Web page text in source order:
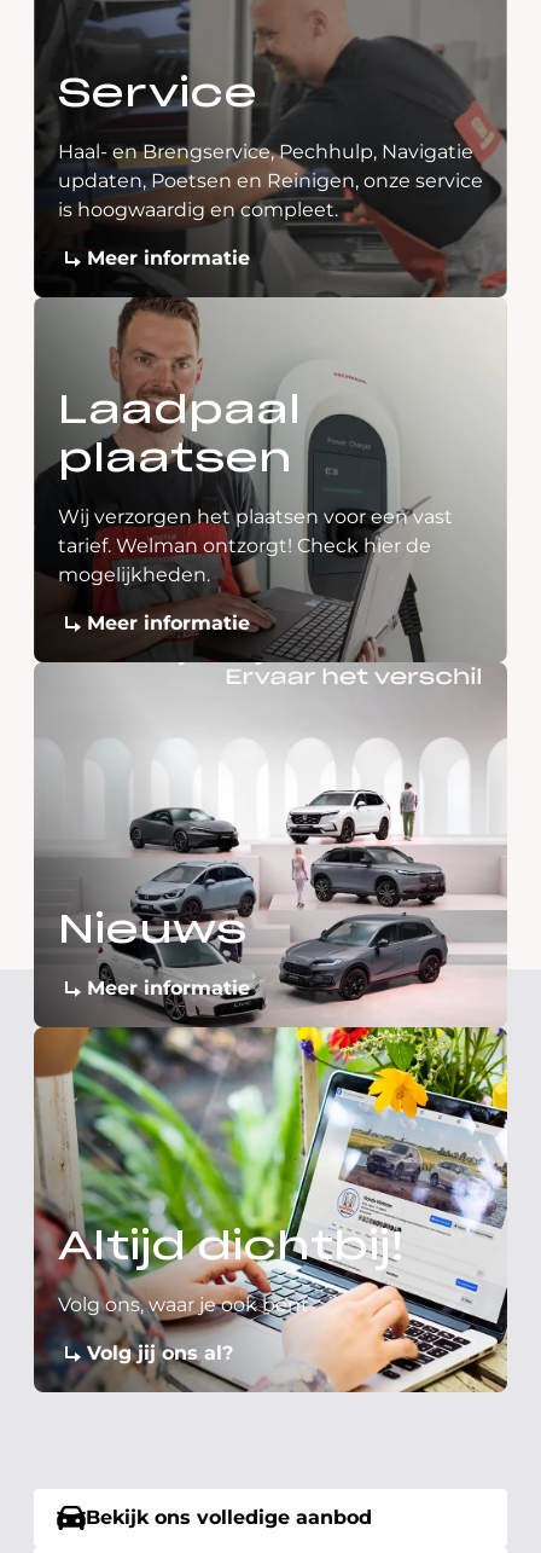
Service
Haal- en Brengservice, Pechhulp, Navigatie
updaten, Poetsen en Reinigen, onze service
is hoogwaardig en compleet.
Meer informatie
Laadpaal
plaatsen
Wij verzorgen het plaatsen voor een vast
tarief. Welman ontzorgt! Check hier de
mogelijkheden.
Meer informatie
Nieuws
Meer informatie
Altijd dichtbij!
Volg ons, waar je ook bent
Volg jij ons al?
Bekijk ons volledige aanbod